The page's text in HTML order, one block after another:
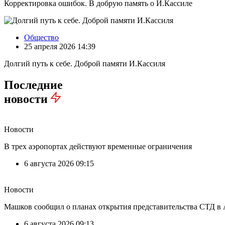
Корректировка ошибок. В добрую память о И.Кассиле
Общество
25 апреля 2026 14:39
Долгий путь к себе. Доброй памяти И.Кассиля
Последние
новости
Новости
В трех аэропортах действуют временные ограничения
6 августа 2026 09:15
Новости
Машков сообщил о планах открытия представительства СТД в